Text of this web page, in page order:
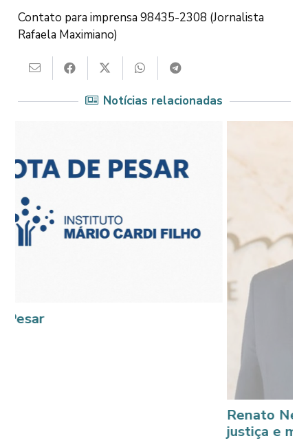
Contato para imprensa 98435-2308 (Jornalista
Rafaela Maximiano)
Notícias relacionadas
Renato Nery: sua
justiça e memória